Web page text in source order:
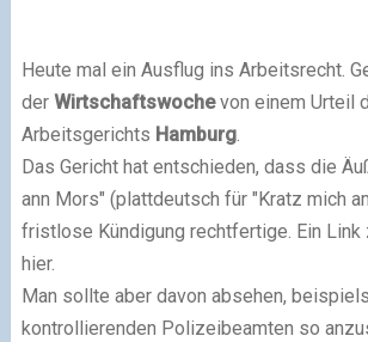
Heute mal ein Ausflug ins Arbeitsrecht.
der Wirtschaftswochevon einem Urteil
Arbeitsgerichts Hamburg.
Das Gericht hat entschieden, dass die
ann Mors" (plattdeutsch für "Kratz mich
fristlose Kündigung rechtfertige. Ein Link
hier.
Man sollte aber davon absehen,
kontrollierenden Polizeibeamten so